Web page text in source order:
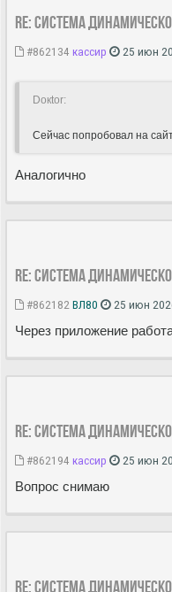
Re: Система
#862134 кассир 25 июн
Doкtor:
Сейчас попробовал на
Аналогично
Re: Система
#862182 ВЛ80 25 июн
Через приложение
Re: Система
#862194 кассир 25 июн
Вопрос снимаю
Re: Система